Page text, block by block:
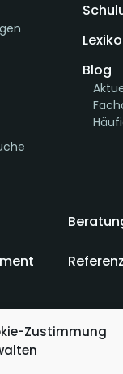
Zustimmung
Blog